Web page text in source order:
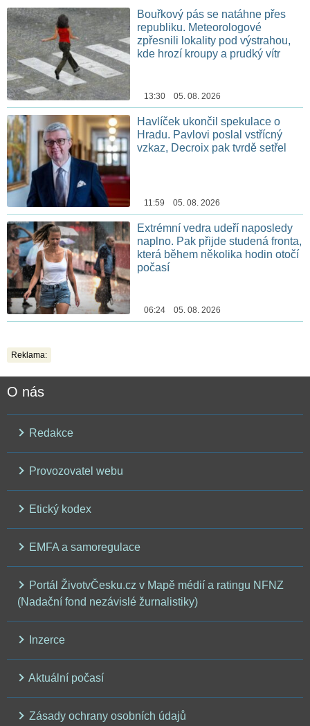
Bouřkový pás se natáhne přes
republiku. Meteorologové
zpřesnili lokality pod výstrahou,
kde hrozí kroupy a prudký vítr
13:30 05. 08. 2026
Havlíček ukončil spekulace o
Hradu. Pavlovi poslal vstřícný
vzkaz, Decroix pak tvrdě setřel
11:59 05. 08. 2026
Extrémní vedra udeří naposledy
naplno. Pak přijde studená fronta,
která během několika hodin otočí
počasí
06:24 05. 08. 2026
Reklama:
O nás
Redakce
Provozovatel webu
Etický kodex
EMFA a samoregulace
Portál ŽivotvČesku.cz v Mapě médií a ratingu NFNZ
(Nadační fond nezávislé žurnalistiky)
Inzerce
Aktuální počasí
Zásady ochrany osobních údajů